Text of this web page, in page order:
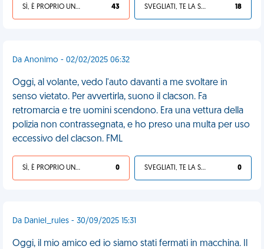
SÌ, È PROPRIO UNA VDM! 43 SVEGLIATI, TE LA SEI CERCATA! 18
Da Anonimo - 02/02/2025 06:32
Oggi, al volante, vedo l'auto davanti a me svoltare in
senso vietato. Per avvertirla, suono il clacson. Fa
retromarcia e tre uomini scendono. Era una vettura della
polizia non contrassegnata, e ho preso una multa per uso
eccessivo del clacson. FML
SÌ, È PROPRIO UNA VDM! 0 SVEGLIATI, TE LA SEI CERCATA! 0
Da Daniel_rules - 30/09/2025 15:31
Oggi, il mio amico ed io siamo stati fermati in macchina. Il